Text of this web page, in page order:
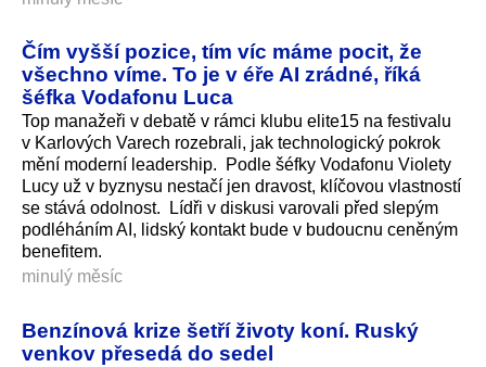
Čím vyšší pozice, tím víc máme pocit, že
všechno víme. To je v éře AI zrádné, říká
šéfka Vodafonu Luca
Top manažeři v debatě v rámci klubu elite15 na festivalu
v Karlových Varech rozebrali, jak technologický pokrok
mění moderní leadership. Podle šéfky Vodafonu Violety
Lucy už v byznysu nestačí jen dravost, klíčovou vlastností
se stává odolnost. Lídři v diskusi varovali před slepým
podléháním AI, lidský kontakt bude v budoucnu ceněným
benefitem.
minulý měsíc
Benzínová krize šetří životy koní. Ruský
venkov přesedá do sedel